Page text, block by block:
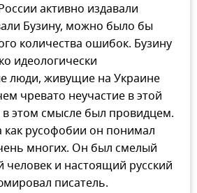
активно издавали
Бузину, можно было бы
количества ошибок. Бузину
идеологически
люди, живущие на Украине
чревато неучастие в этой
в этом смысле был провидцем.
как русофобии он понимал
многих. Он был смелый
человек и настоящий русский
писатель.